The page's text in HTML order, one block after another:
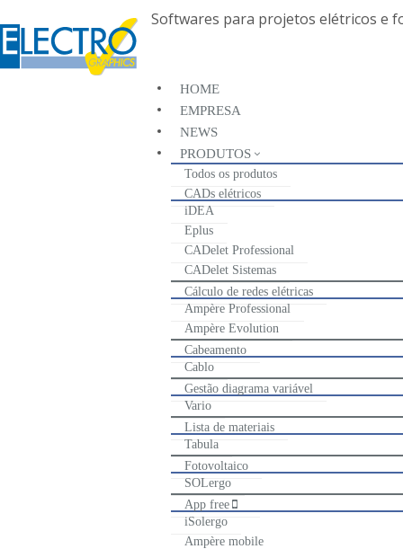
Softwares para projetos elétricos e
HOME
EMPRESA
NEWS
PRODUTOS
Todos os produtos
CADs elétricos
iDEA
Eplus
CADelet Professional
CADelet Sistemas
Cálculo de redes elétricas
Ampère Professional
Ampère Evolution
Cabeamento
Cablo
Gestão diagrama variável
Vario
Lista de materiais
Tabula
Fotovoltaico
SOLergo
App free
iSolergo
Ampère mobile